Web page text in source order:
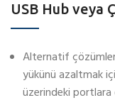
USB Hub veya
Alternatif
yükünü azaltmak
üzerindeki